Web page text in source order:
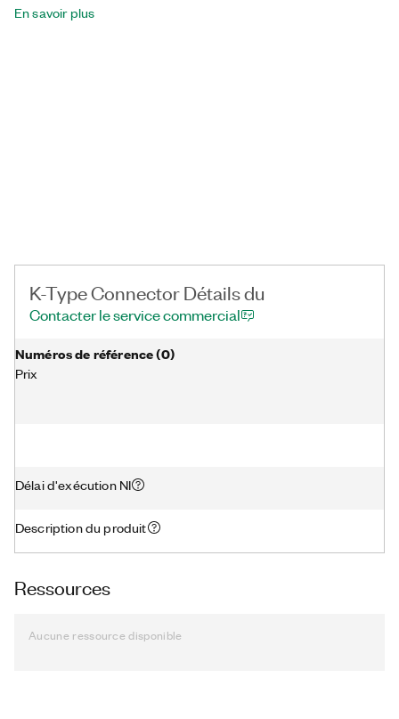
et femelle-femelle.
En savoir plus
K-Type Connector Détails du
Contacter le service commercial
Numéros de référence(0)
Prix
Délai d'exécution NI
Description du produit
Ressources
Aucune ressource disponible